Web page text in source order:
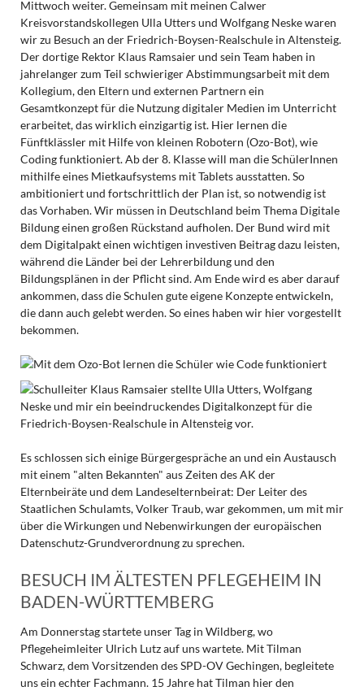
Mittwoch weiter. Gemeinsam mit meinen Calwer
Kreisvorstandskollegen Ulla Utters und Wolfgang Neske waren
wir zu Besuch an der Friedrich-Boysen-Realschule in Altensteig.
Der dortige Rektor Klaus Ramsaier und sein Team haben in
jahrelanger zum Teil schwieriger Abstimmungsarbeit mit dem
Kollegium, den Eltern und externen Partnern ein
Gesamtkonzept für die Nutzung digitaler Medien im Unterricht
erarbeitet, das wirklich einzigartig ist. Hier lernen die
Fünftklässler mit Hilfe von kleinen Robotern (Ozo-Bot), wie
Coding funktioniert. Ab der 8. Klasse will man die SchülerInnen
mithilfe eines Mietkaufsystems mit Tablets ausstatten. So
ambitioniert und fortschrittlich der Plan ist, so notwendig ist
das Vorhaben. Wir müssen in Deutschland beim Thema Digitale
Bildung einen großen Rückstand aufholen. Der Bund wird mit
dem Digitalpakt einen wichtigen investiven Beitrag dazu leisten,
während die Länder bei der Lehrerbildung und den
Bildungsplänen in der Pflicht sind. Am Ende wird es aber darauf
ankommen, dass die Schulen gute eigene Konzepte entwickeln,
die dann auch gelebt werden. So eines haben wir hier vorgestellt
bekommen.
Es schlossen sich einige Bürgergespräche an und ein Austausch
mit einem "alten Bekannten" aus Zeiten des AK der
Elternbeiräte und dem Landeselternbeirat: Der Leiter des
Staatlichen Schulamts, Volker Traub, war gekommen, um mit mir
über die Wirkungen und Nebenwirkungen der europäischen
Datenschutz-Grundverordnung zu sprechen.
BESUCH IM ÄLTESTEN PFLEGEHEIM IN
BADEN-WÜRTTEMBERG
Am Donnerstag startete unser Tag in Wildberg, wo
Pflegeheimleiter Ulrich Lutz auf uns wartete. Mit Tilman
Schwarz, dem Vorsitzenden des SPD-OV Gechingen, begleitete
uns ein echter Fachmann. 15 Jahre hat Tilman hier den